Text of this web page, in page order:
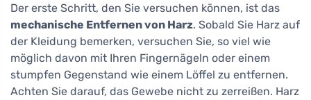
Der erste Schritt, den Sie versuchen können, ist das
mechanische Entfernen von Harz. Sobald Sie Harz auf
der Kleidung bemerken, versuchen Sie, so viel wie
möglich davon mit Ihren Fingernägeln oder einem
stumpfen Gegenstand wie einem Löffel zu entfernen.
Achten Sie darauf, das Gewebe nicht zu zerreißen. Harz